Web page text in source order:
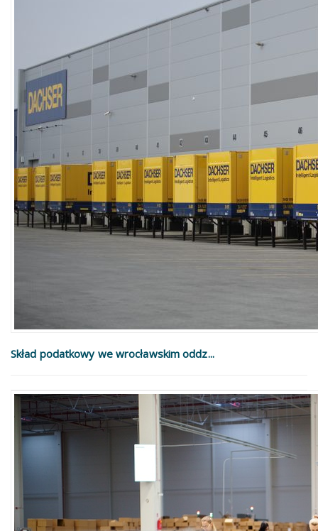
Skład podatkowy we wrocławskim oddz...